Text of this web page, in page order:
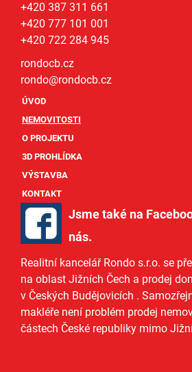
+420 387 311 661
+420 777 101 001
+420 722 284 945
rondocb.cz
rondo@rondocb.cz
ÚVOD
NEMOVITOSTI
O PROJEKTU
3D PROHLÍDKA
VÝSTAVBA
KONTAKT
Jsme také na
nás.
Realitní kancelář Rondo s.r.o. se
na oblast Jižních Čech a prodej
v Českých Budějovicích .
makléře není problém prodej
částech České republiky mimo